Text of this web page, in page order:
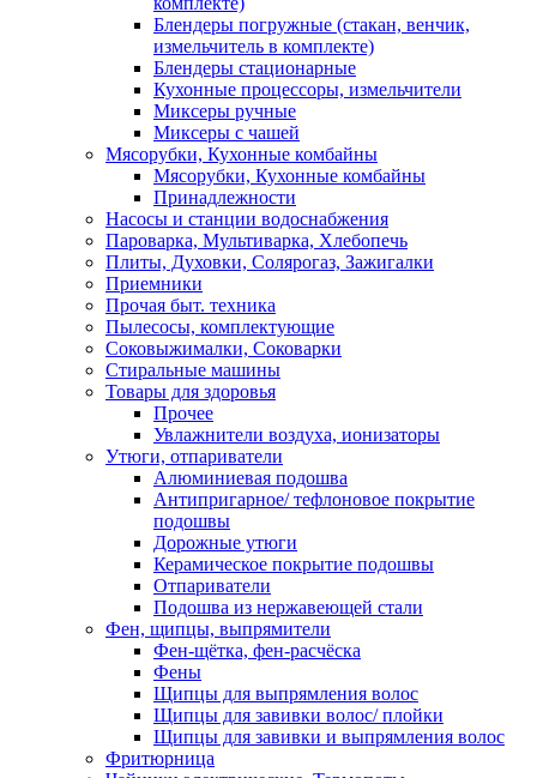
Блендеры погружные (стакан, венчик,
измельчитель в комплекте)
Блендеры стационарные
Кухонные процессоры, измельчители
Миксеры ручные
Миксеры с чашей
Мясорубки, Кухонные комбайны
Мясорубки, Кухонные комбайны
Принадлежности
Насосы и станции водоснабжения
Пароварка, Мультиварка, Хлебопечь
Плиты, Духовки, Солярогаз, Зажигалки
Приемники
Прочая быт. техника
Пылесосы, комплектующие
Соковыжималки, Соковарки
Стиральные машины
Товары для здоровья
Прочее
Увлажнители воздуха, ионизаторы
Утюги, отпариватели
Алюминиевая подошва
Антипригарное/ тефлоновое покрытие
подошвы
Дорожные утюги
Керамическое покрытие подошвы
Отпариватели
Подошва из нержавеющей стали
Фен, щипцы, выпрямители
Фен-щётка, фен-расчёска
Фены
Щипцы для выпрямления волос
Щипцы для завивки волос/ плойки
Щипцы для завивки и выпрямления волос
Фритюрница